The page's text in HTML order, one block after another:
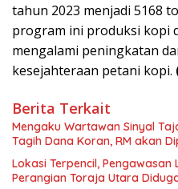
tahun 2023 menjadi 5168
program ini produksi kopi
mengalami peningkatan
kesejahteraan petani kopi.
Berita Terkait
Mengaku Wartawan Sinyal
Tagih Dana Koran, RM akan
Lokasi Terpencil,
Perangian Toraja Utara